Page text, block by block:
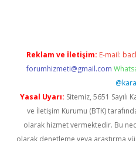
Reklam ve İletişim: E-mail:
forumhizmeti@gmail.com
Yasal Uyarı: Sitemiz, 5651 Sayılı
ve İletişim Kurumu (BTK)
olarak hizmet vermektedir. Bu
olarak denetleme veya araştırma